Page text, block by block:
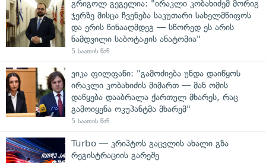
გრიგოლ გეგელია: "ირაკლი კობახიძემ მორიგ
ჯერზე მისცა ჩვენება საკუთარი სახელმწიფოს
და ერის წინააღმდეგ — სწორედ ეს არის
ნამდვილი საბოტაჟის ანატომია"
5 საათის წინ
ვიკა ფილფანი: "გამოძიება უნდა დაიწყოს
ირაკლი კობახიძის მიმართ — მან ომის
დაწყება დააბრალა ქართულ მხარეს, რაც
გამოიყენა ოკუპანტმა მხარემ"
5 საათის წინ
Turbo — კრიპტოს გაცვლის ახალი გზა
რეგისტრაციის გარეშე